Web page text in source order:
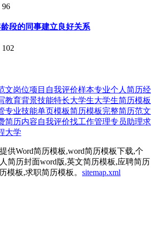
96
段的同事建立良好关系
102
文岗位项目 自我评价样本专业个人简历经
教育背景技能特长大学生大学生简历模板
专业技能单页模板简历模板完整简历范文
简历内容自我评价找工作管理专员助理求
大学
提供Word简历模板,word简历模板下载,个
简历封面word版,英文简历模板,应聘简历
模板,求职简历模板。 sitemap.xml